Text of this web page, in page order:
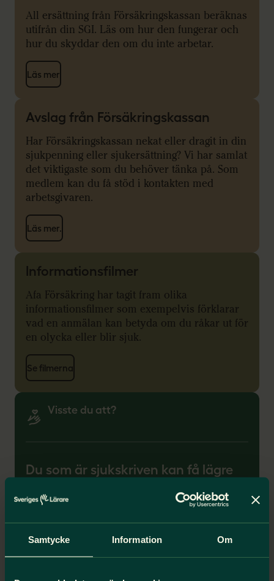
Samtycke Information Om
All ersättning från Försäkringskassan beräknas
utifrån din SGI. Läs om hur den fungerar och
hur du skyddar den om du inte arbetar.
Läs mer
Avslag från Försäkringskassan
Har Försäkringskassan nekat eller dragit in din
sjukpenning eller sjukersättning? Vi har samlat
det viktigaste som du behöver tänka på. Som
medlem kan du få stöd i kontakten med
arbetsgivaren.
Läs mer.
Informationsfilmer
Afa Försäkring har tagit fram olika
informationsfilmer som exempelvis förklarar
vad en anmälan kan betyda om du råkar ut för
en olycka eller blir sjuk.
Se filmerna
Visste du att?
Du som är sjukskriven kan få lägre
Arbetar du mindre än 75 procent på grund av
sjukskrivningsperioden.